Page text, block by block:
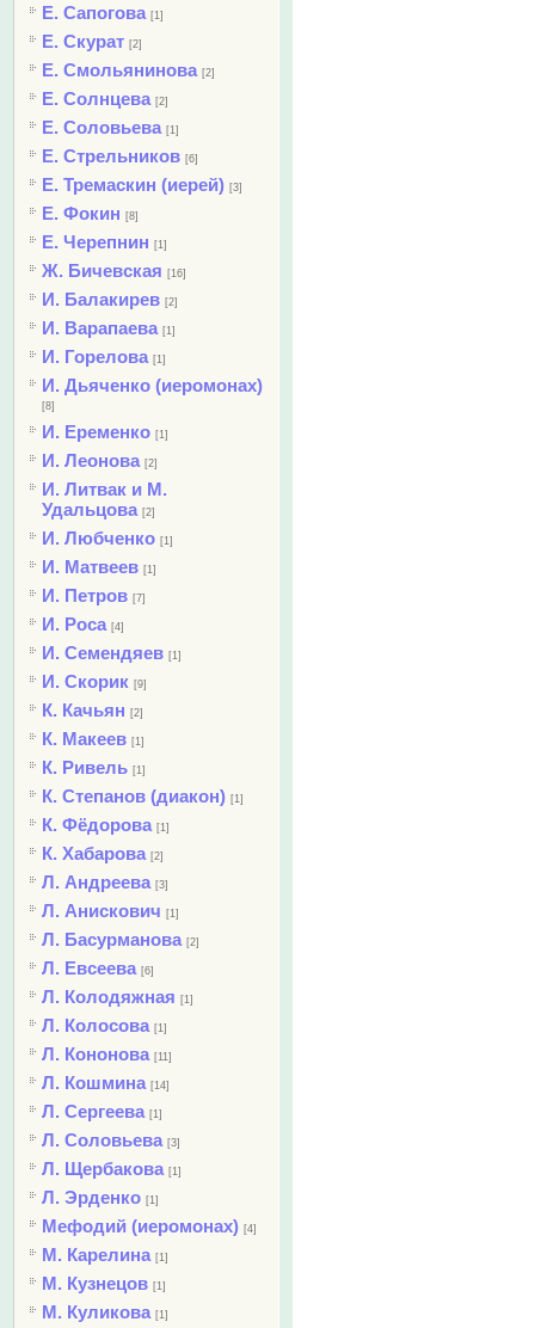
Е. Сапогова [1]
Е. Скурат [2]
Е. Смольянинова [2]
Е. Солнцева [2]
Е. Соловьева [1]
Е. Стрельников [6]
Е. Тремаскин (иерей) [3]
Е. Фокин [8]
Е. Черепнин [1]
Ж. Бичевская [16]
И. Балакирев [2]
И. Варапаева [1]
И. Горелова [1]
И. Дьяченко (иеромонах)
[8]
И. Еременко [1]
И. Леонова [2]
И. Литвак и М.
Удальцова [2]
И. Любченко [1]
И. Матвеев [1]
И. Петров [7]
И. Роса [4]
И. Семендяев [1]
И. Скорик [9]
К. Качьян [2]
К. Макеев [1]
К. Ривель [1]
К. Степанов (диакон) [1]
К. Фёдорова [1]
К. Хабарова [2]
Л. Андреева [3]
Л. Анискович [1]
Л. Басурманова [2]
Л. Евсеева [6]
Л. Колодяжная [1]
Л. Колосова [1]
Л. Кононова [11]
Л. Кошмина [14]
Л. Сергеева [1]
Л. Соловьева [3]
Л. Щербакова [1]
Л. Эрденко [1]
Мефодий (иеромонах) [4]
М. Карелина [1]
М. Кузнецов [1]
М. Куликова [1]